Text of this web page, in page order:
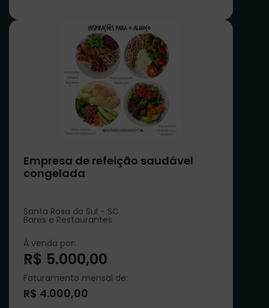
Empresa de refeição saudável
congelada
Santa Rosa do Sul - SC
Bares e Restaurantes
À venda por:
R$ 5.000,00
Faturamento mensal de:
R$ 4.000,00